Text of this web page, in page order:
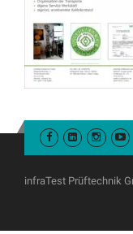
infraTest Prüftechnik